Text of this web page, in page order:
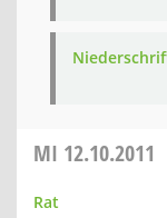
MI 12.10.2011
Rat